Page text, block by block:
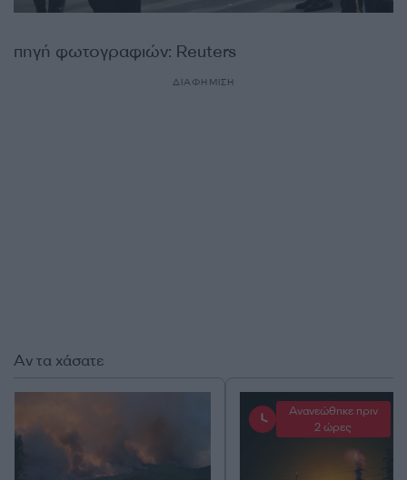
πηγή φωτογραφιών: Reuters
ΔΙΑΦΗΜΙΣΗ
Αν τα χάσατε
Ανανεώθηκε πριν
2 ώρες